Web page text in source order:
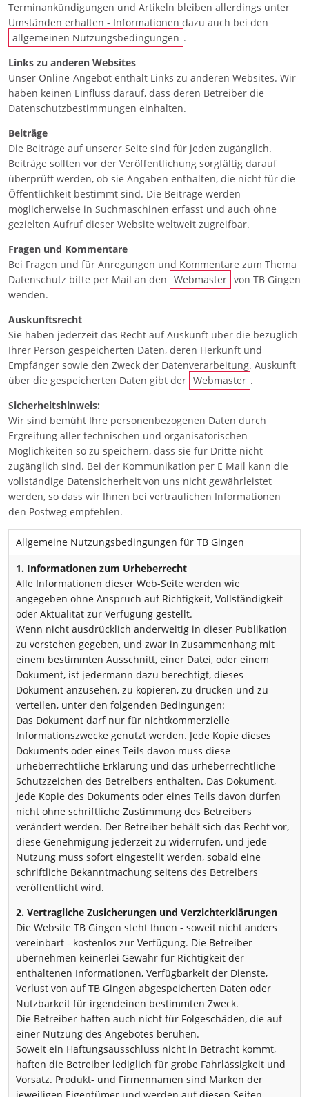
Terminankündigungen und Artikeln bleiben allerdings unter
Umständen erhalten - Informationen dazu auch bei den
allgemeinen Nutzungsbedingungen .
Links zu anderen Websites
Unser Online-Angebot enthält Links zu anderen Websites. Wir
haben keinen Einfluss darauf, dass deren Betreiber die
Datenschutzbestimmungen einhalten.
Beiträge
Die Beiträge auf unserer Seite sind für jeden zugänglich.
Beiträge sollten vor der Veröffentlichung sorgfältig darauf
überprüft werden, ob sie Angaben enthalten, die nicht für die
Öffentlichkeit bestimmt sind. Die Beiträge werden
möglicherweise in Suchmaschinen erfasst und auch ohne
gezielten Aufruf dieser Website weltweit zugreifbar.
Fragen und Kommentare
Bei Fragen und für Anregungen und Kommentare zum Thema
Datenschutz bitte per Mail an den Webmaster von TB Gingen
wenden.
Auskunftsrecht
Sie haben jederzeit das Recht auf Auskunft über die bezüglich
Ihrer Person gespeicherten Daten, deren Herkunft und
Empfänger sowie den Zweck der Datenverarbeitung. Auskunft
über die gespeicherten Daten gibt der Webmaster .
Sicherheitshinweis:
Wir sind bemüht Ihre personenbezogenen Daten durch
Ergreifung aller technischen und organisatorischen
Möglichkeiten so zu speichern, dass sie für Dritte nicht
zugänglich sind. Bei der Kommunikation per E Mail kann die
vollständige Datensicherheit von uns nicht gewährleistet
werden, so dass wir Ihnen bei vertraulichen Informationen
den Postweg empfehlen.
Allgemeine Nutzungsbedingungen für TB Gingen
1. Informationen zum Urheberrecht
Alle Informationen dieser Web-Seite werden wie
angegeben ohne Anspruch auf Richtigkeit, Vollständigkeit
oder Aktualität zur Verfügung gestellt.
Wenn nicht ausdrücklich anderweitig in dieser Publikation
zu verstehen gegeben, und zwar in Zusammenhang mit
einem bestimmten Ausschnitt, einer Datei, oder einem
Dokument, ist jedermann dazu berechtigt, dieses
Dokument anzusehen, zu kopieren, zu drucken und zu
verteilen, unter den folgenden Bedingungen:
Das Dokument darf nur für nichtkommerzielle
Informationszwecke genutzt werden. Jede Kopie dieses
Dokuments oder eines Teils davon muss diese
urheberrechtliche Erklärung und das urheberrechtliche
Schutzzeichen des Betreibers enthalten. Das Dokument,
jede Kopie des Dokuments oder eines Teils davon dürfen
nicht ohne schriftliche Zustimmung des Betreibers
verändert werden. Der Betreiber behält sich das Recht vor,
diese Genehmigung jederzeit zu widerrufen, und jede
Nutzung muss sofort eingestellt werden, sobald eine
schriftliche Bekanntmachung seitens des Betreibers
veröffentlicht wird.
2. Vertragliche Zusicherungen und Verzichterklärungen
Die Website TB Gingen steht Ihnen - soweit nicht anders
vereinbart - kostenlos zur Verfügung. Die Betreiber
übernehmen keinerlei Gewähr für Richtigkeit der
enthaltenen Informationen, Verfügbarkeit der Dienste,
Verlust von auf TB Gingen abgespeicherten Daten oder
Nutzbarkeit für irgendeinen bestimmten Zweck.
Die Betreiber haften auch nicht für Folgeschäden, die auf
einer Nutzung des Angebotes beruhen.
Soweit ein Haftungsausschluss nicht in Betracht kommt,
haften die Betreiber lediglich für grobe Fahrlässigkeit und
Vorsatz. Produkt- und Firmennamen sind Marken der